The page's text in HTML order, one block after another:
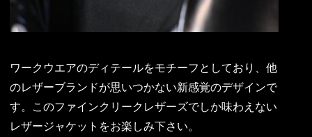
ワークウエアのディテールをモチーフとしており、他
のレザーブランドが思いつかない新感覚のデザインで
す。このファインクリークレザーズでしか味わえない
レザージャケットをお楽しみ下さい。